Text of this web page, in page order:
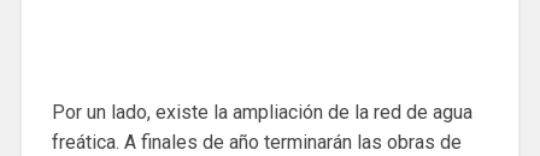
Por un lado, existe la ampliación de la red de agua
freática. A finales de año terminarán las obras de